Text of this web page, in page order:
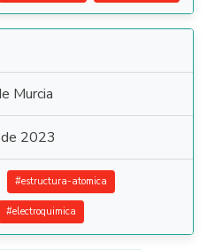
Murcia
2023
#estructura-atomica
#electroquimica